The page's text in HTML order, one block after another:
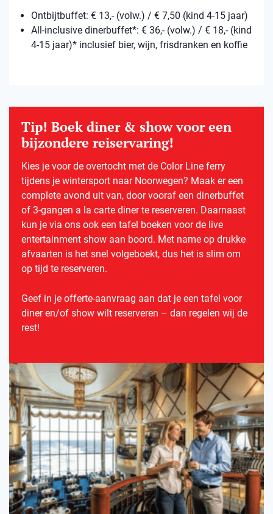
Ontbijtbuffet: € 13,- (volw.) / € 7,50 (kind 4-15 jaar)
All-inclusive dinerbuffet*: € 36,- (volw.) / € 18,- (kind
4-15 jaar)* inclusief bier, wijn, frisdranken en koffie
Tip! Boek diner & show voor een
bijzondere reiservaring!
Kies je voor de overtocht met de Color Line ferry
tijdens je wintersport naar Noorwegen? Maak er een
complete avond uit van, door vooraf een dinerbuffet
of 3-gangen a la carte diner te reserveren. Daarnaast
kun je via ons ook een tafel boeken voor de live
entertainment show aan boord. Met name op drukke
afvaarten is het snel volgeboekt, dus het is slim om
op tijd te reserveren.
Geef in je offerte-aanvraag aan dat je een tafel voor
diner en/of show wilt reserveren – dan regelen wij de
rest!